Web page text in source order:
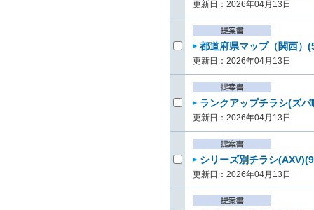
更新日：2026年04月13日
都道府県マップ（関西）
更新日：2026年04月13日
ランクアップチラシ(ズ
更新日：2026年04月13日
シリーズ別チラシ
更新日：2026年04月13日